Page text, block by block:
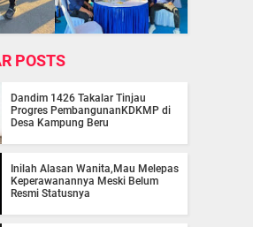
POSTS
Dandim 1426 Takalar Tinjau
Progres PembangunanKDKMP di
Desa Kampung Beru
Inilah Alasan Wanita,Mau Melepas
Keperawanannya Meski Belum
Resmi Statusnya